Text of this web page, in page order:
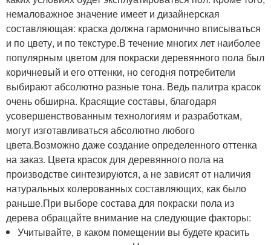
немаловажное значение имеет и дизайнерская
составляющая: краска должна гармонично вписываться
и по цвету, и по текстуре.В течение многих лет наиболее
популярным цветом для покраски деревянного пола был
коричневый и его оттенки, но сегодня потребители
выбирают абсолютно разные тона. Ведь палитра красок
очень обширна. Красящие составы, благодаря
усовершенствованным технологиям и разработкам,
могут изготавливаться абсолютно любого
цвета.Возможно даже создание определенного оттенка
на заказ. Цвета красок для деревянного пола на
производстве синтезируются, а не зависят от наличия
натуральных колерованных составляющих, как было
раньше.При выборе состава для покраски пола из
дерева обращайте внимание на следующие факторы:
Учитывайте, в каком помещении вы будете красить